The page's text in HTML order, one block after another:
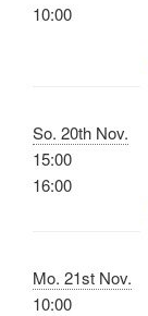
10:00
So. 20th Nov.
15:00
16:00
Mo. 21st Nov.
10:00